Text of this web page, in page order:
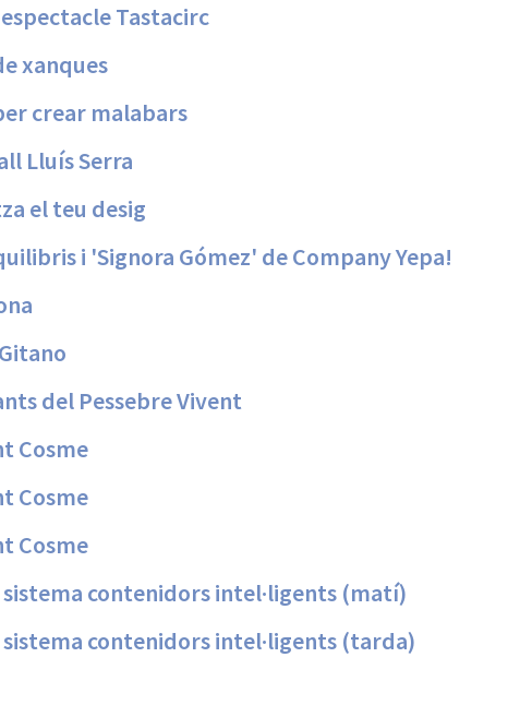
Tastacirc
xanques
crear malabars
Lluís Serra
el teu desig
i 'Signora Gómez' de Company Yepa!
del Pessebre Vivent
Cosme
Cosme
Cosme
contenidors intel·ligents (matí)
contenidors intel·ligents (tarda)